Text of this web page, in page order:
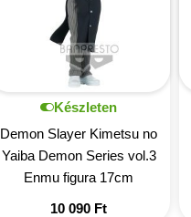
Készleten
Demon Slayer Kimetsu no
Yaiba Demon Series vol.3
Enmu figura 17cm
10 090 Ft